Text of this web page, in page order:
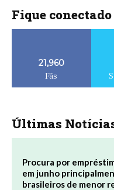
Fique conectado
21,960
Fãs
Últimas
Procura por
em junho
brasileiros de menor